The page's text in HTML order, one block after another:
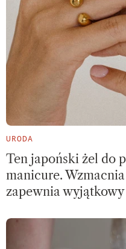
URODA
Ten japoński żel do
manicure.
zapewnia wyjątkowy